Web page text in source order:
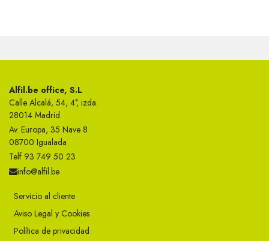
Alfil.be office, S.L
Calle Alcalá, 54, 4°, izda.
28014 Madrid
Av. Europa, 35 Nave 8
08700 Igualada
Telf 93 749 50 23
info@alfil.be
Servicio al cliente
Aviso Legal y Cookies
Política de privacidad